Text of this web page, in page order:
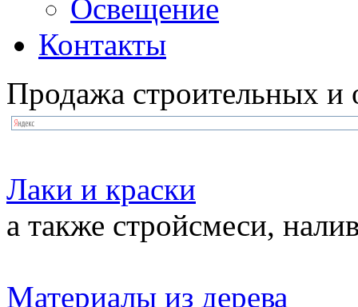
Освещение
Контакты
Продажа строительных и
Лаки и краски
а также стройсмеси,
Материалы из дерева